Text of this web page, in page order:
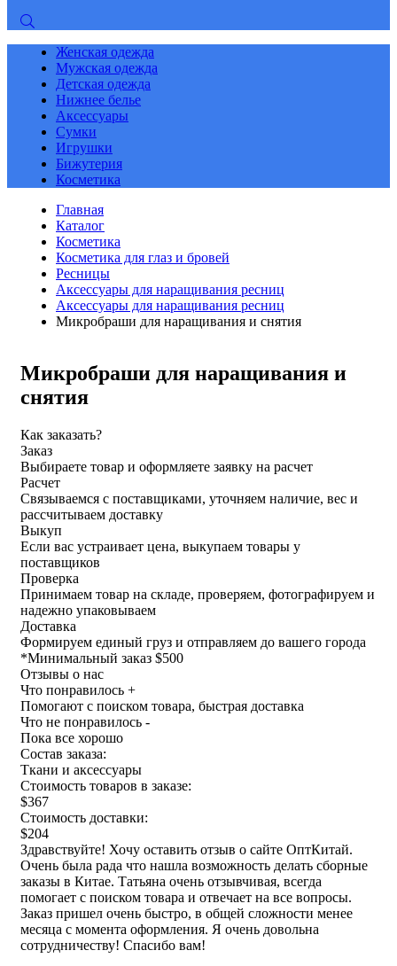
Женская одежда
Мужская одежда
Детская одежда
Нижнее белье
Аксессуары
Сумки
Игрушки
Бижутерия
Косметика
Главная
Каталог
Косметика
Косметика для глаз и бровей
Ресницы
Аксессуары для наращивания ресниц
Аксессуары для наращивания ресниц
Микробраши для наращивания и снятия
Микробраши для наращивания и
снятия
Как заказать?
Заказ
Выбираете товар и оформляете заявку на расчет
Расчет
Связываемся с поставщиками, уточняем наличие, вес и
рассчитываем доставку
Выкуп
Если вас устраивает цена, выкупаем товары у
поставщиков
Проверка
Принимаем товар на складе, проверяем, фотографируем и
надежно упаковываем
Доставка
Формируем единый груз и отправляем до вашего города
*Минимальный заказ $500
Отзывы о нас
Что понравилось +
Помогают с поиском товара, быстрая доставка
Что не понравилось -
Пока все хорошо
Состав заказа:
Ткани и аксессуары
Стоимость товаров в заказе:
$367
Стоимость доставки:
$204
Здравствуйте! Хочу оставить отзыв о сайте ОптКитай.
Очень была рада что нашла возможность делать сборные
заказы в Китае. Татьяна очень отзывчивая, всегда
помогает с поиском товара и отвечает на все вопросы.
Заказ пришел очень быстро, в общей сложности менее
месяца с момента оформления. Я очень довольна
сотрудничеству! Спасибо вам!